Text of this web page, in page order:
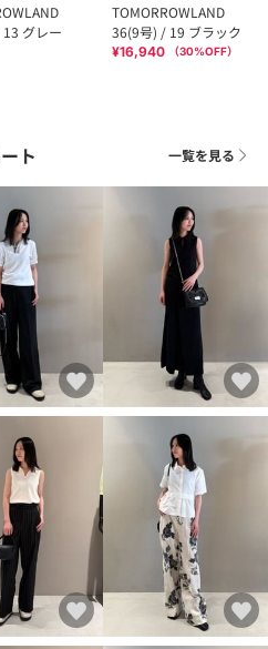
グレー
TOMORROWLAND
36(9号) / 19 ブラック
¥16,940 （30%OFF）
ト 一覧を見る